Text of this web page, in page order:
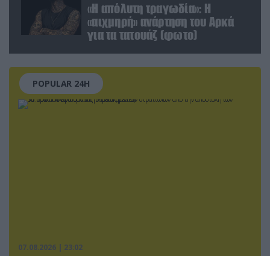
«Η απόλυτη τραγωδία»: Η
«αιχμηρή» ανάρτηση του Αρκά
για τα τατουάζ (φωτο)
POPULAR 24H
07.08.2026 | 23:02